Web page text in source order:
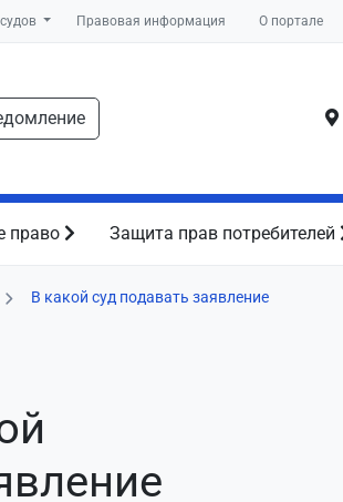
Правовая информация О портале
право Защита прав потребителей
В какой суд подавать заявление